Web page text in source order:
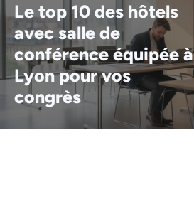
Le top 10 des hôtels
avec salle de
conférence équipée à
Lyon pour vos
congrès